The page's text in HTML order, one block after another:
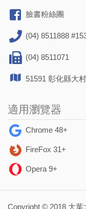
臉書粉絲團
(04) 8511888
(04) 8511071
51591 彰化縣大
適用瀏覽器
Chrome 48+
FireFox 31+
Opera 9+
Copyright © 2018 大葉